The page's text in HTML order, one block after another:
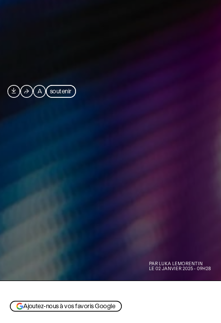
PAR LUKA LEMORENTIN
LE 02 JANVIER 2025 - 09H28
 ⮫ A soutenir
Ajoutez-nous à vos favoris Google